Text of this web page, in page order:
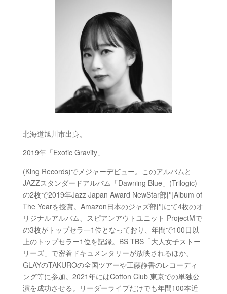
北海道旭川市出身。
2019年「Exotic Gravity」
(King Records)でメジャーデビュー。このアルバムと
JAZZスタンダードアルバム「Dawning Blue 」 (Trilogic)
の2枚で2019年Jazz Japan Award NewStar部門Album of
The Yearを授賞。 Amazon日本のジャズ部門にて4枚のオ
リジナルアルバム、スピアンアウトユニット ProjectMで
の3枚がトップセラ一1位となっており、年間で100日以
上のトップセラー1位を記録。 BS TBS「大人女子ストー
リーズ」で密着ドキュメンタリーが放映されるほか、
GLAYのTAKUROの全国ツアーや工藤静香のレコーディ
ング等に参加。 2021年にはCotton Club 東京での単独公
演を成功させる。リーダーライブだけでも年間100本近